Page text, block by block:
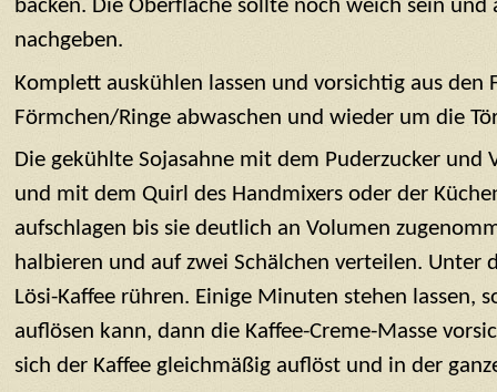
backen. Die Oberfläche sollte noch weich sein
nachgeben.
Komplett auskühlen lassen und vorsichtig aus den
Förmchen/Ringe abwaschen und wieder um die
Die gekühlte Sojasahne mit dem Puderzucker und
und mit dem Quirl des Handmixers oder der
aufschlagen bis sie deutlich an Volumen
halbieren und auf zwei Schälchen verteilen. Unter
Lösi-Kaffee rühren. Einige Minuten stehen lassen,
auflösen kann, dann die Kaffee-Creme-Masse
sich der Kaffee gleichmäßig auflöst und in der